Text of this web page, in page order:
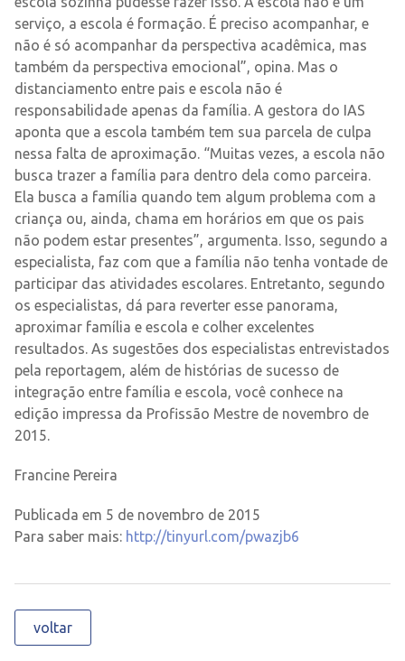
serviço, a escola é formação. É preciso acompanhar, e
não é só acompanhar da perspectiva acadêmica, mas
também da perspectiva emocional”, opina. Mas o
distanciamento entre pais e escola não é
responsabilidade apenas da família. A gestora do IAS
aponta que a escola também tem sua parcela de culpa
nessa falta de aproximação. “Muitas vezes, a escola não
busca trazer a família para dentro dela como parceira.
Ela busca a família quando tem algum problema com a
criança ou, ainda, chama em horários em que os pais
não podem estar presentes”, argumenta. Isso, segundo a
especialista, faz com que a família não tenha vontade de
participar das atividades escolares. Entretanto, segundo
os especialistas, dá para reverter esse panorama,
aproximar família e escola e colher excelentes
resultados. As sugestões dos especialistas entrevistados
pela reportagem, além de histórias de sucesso de
integração entre família e escola, você conhece na
edição impressa da Profissão Mestre de novembro de
2015.
Francine Pereira
Publicada em 5 de novembro de 2015
Para saber mais: http://tinyurl.com/pwazjb6
voltar